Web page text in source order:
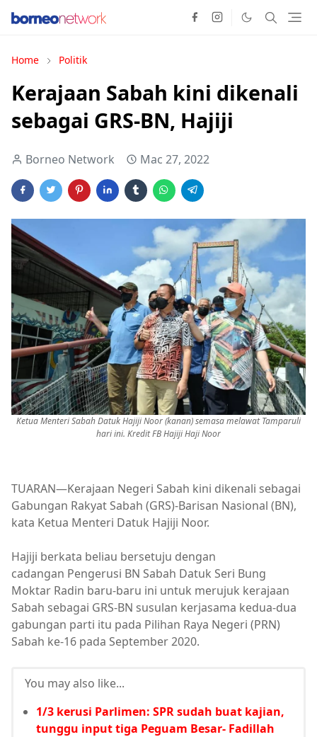
Home Politik
Kerajaan Sabah kini dikenali
sebagai GRS-BN, Hajiji
Borneo Network Mac 27, 2022
Ketua Menteri Sabah Datuk Hajiji Noor (kanan) semasa melawat Tamparuli
hari ini. Kredit FB Hajiji Haji Noor
TUARAN—Kerajaan Negeri Sabah kini dikenali sebagai
Gabungan Rakyat Sabah (GRS)-Barisan Nasional (BN),
kata Ketua Menteri Datuk Hajiji Noor.
Hajiji berkata beliau bersetuju dengan
cadangan Pengerusi BN Sabah Datuk Seri Bung
Moktar Radin baru-baru ini untuk merujuk kerajaan
Sabah sebagai GRS-BN susulan kerjasama kedua-dua
gabungan parti itu pada Pilihan Raya Negeri (PRN)
Sabah ke-16 pada September 2020.
You may also like...
1/3 kerusi Parlimen: SPR sudah buat kajian,
tunggu input tiga Peguam Besar- Fadillah